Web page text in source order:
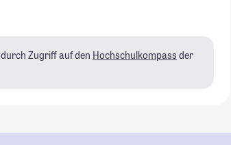
Zugriff auf den Hochschulkompass der